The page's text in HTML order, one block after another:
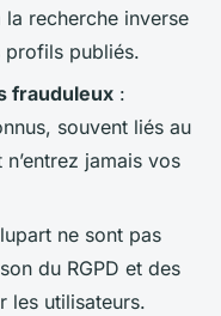
recherche inverse
profils publiés.
frauduleux :
souvent liés au
jamais vos
ne sont pas
du RGPD et des
les utilisateurs.